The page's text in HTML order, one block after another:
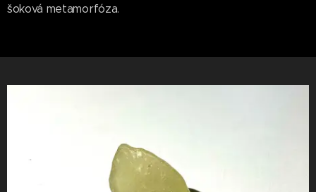
šoková metamorfóza.